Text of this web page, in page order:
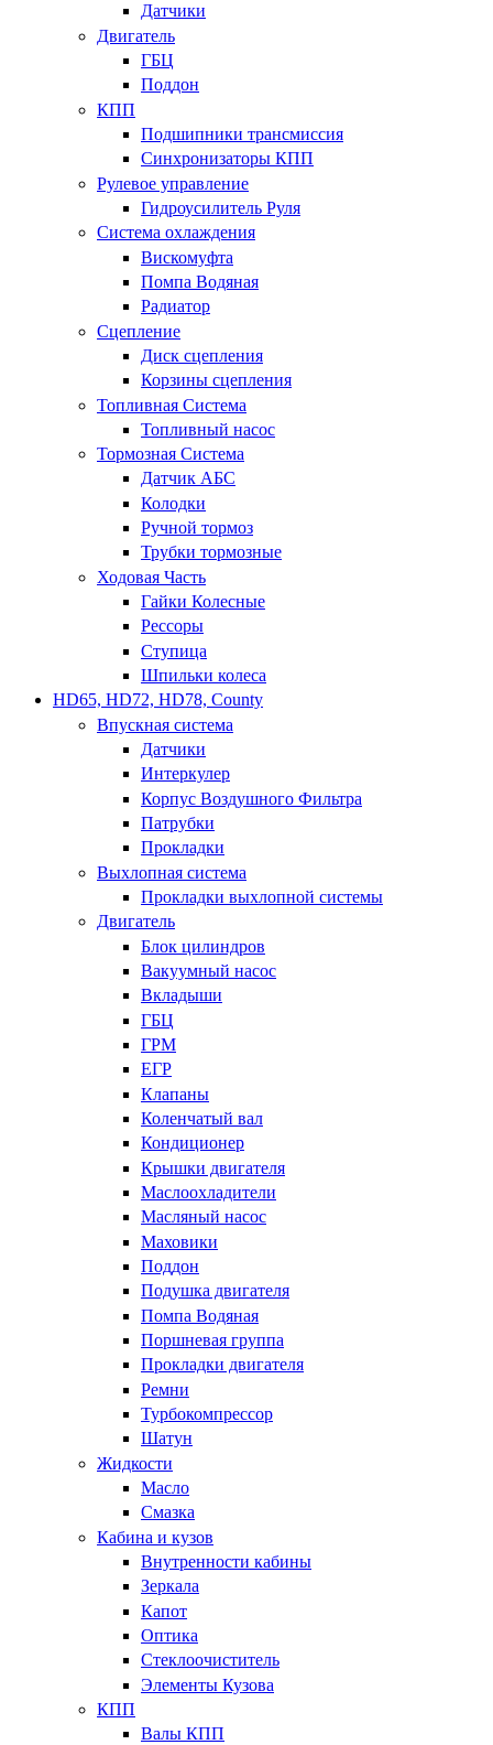
Датчики
Двигатель
ГБЦ
Поддон
КПП
Подшипники трансмиссия
Синхронизаторы КПП
Рулевое управление
Гидроусилитель Руля
Система охлаждения
Вискомуфта
Помпа Водяная
Радиатор
Сцепление
Диск сцепления
Корзины сцепления
Топливная Система
Топливный насос
Тормозная Система
Датчик АБС
Колодки
Ручной тормоз
Трубки тормозные
Ходовая Часть
Гайки Колесные
Рессоры
Ступица
Шпильки колеса
HD65, HD72, HD78, County
Впускная система
Датчики
Интеркулер
Корпус Воздушного Фильтра
Патрубки
Прокладки
Выхлопная система
Прокладки выхлопной системы
Двигатель
Блок цилиндров
Вакуумный насос
Вкладыши
ГБЦ
ГРМ
ЕГР
Клапаны
Коленчатый вал
Кондиционер
Крышки двигателя
Маслоохладители
Масляный насос
Маховики
Поддон
Подушка двигателя
Помпа Водяная
Поршневая группа
Прокладки двигателя
Ремни
Турбокомпрессор
Шатун
Жидкости
Масло
Смазка
Кабина и кузов
Внутренности кабины
Зеркала
Капот
Оптика
Стеклоочиститель
Элементы Кузова
КПП
Валы КПП